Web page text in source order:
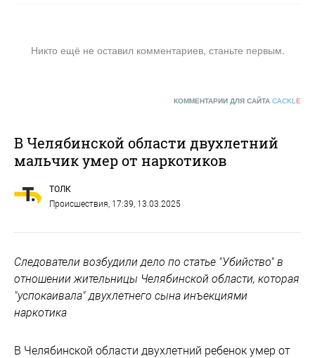
Никто ещё не оставил комментариев, станьте первым.
КОММЕНТАРИИ ДЛЯ САЙТА CACKL E
В Челябинской области двухлетний
мальчик умер от наркотиков
ТОЛК
Происшествия, 17:39, 13.03.2025
Следователи возбудили дело по статье "Убийство" в
отношении жительницы Челябинской области, которая
"успокаивала" двухлетнего сына инъекциями
наркотика
В Челябинской области двухлетний ребенок умер от